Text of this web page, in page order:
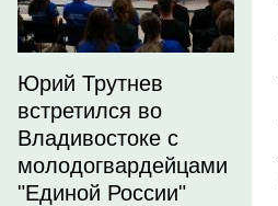
Юрий Трутнев
встретился во
Владивостоке с
молодогвардейцами
"Единой России"